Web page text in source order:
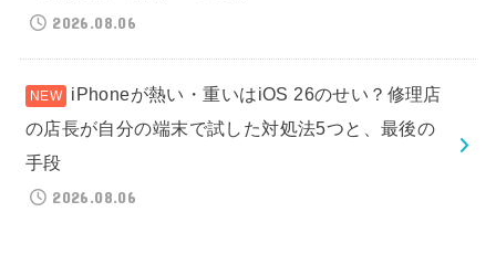
2026.08.06
iPhoneが熱い・重いはiOS 26のせい？修理店
の店長が自分の端末で試した対処法5つと、最後の
手段
2026.08.06